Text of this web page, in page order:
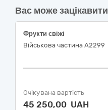
Вас може зацікавити
Фрукти свіжі
Військова частина А2299
Очікувана вартість
45 250,00 UAH